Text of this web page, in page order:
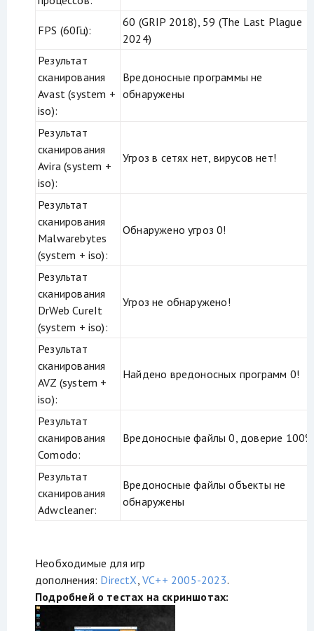
FPS (60Гц):
60 (GRIP 2018), 59 (The Last Plague
2024)
Результат
сканирования
Avast (system +
iso):
Вредоносные программы не
обнаружены
Результат
сканирования
Avira (system +
iso):
Угроз в сетях нет, вирусов нет!
Результат
сканирования
Malwarebytes
(system + iso):
Обнаружено угроз 0!
Результат
сканирования
DrWeb CureIt
(system + iso):
Угроз не обнаружено!
Результат
сканирования
AVZ (system +
iso):
Найдено вредоносных программ 0!
Результат
сканирования
Comodo:
Вредоносные файлы 0, доверие 100%
Результат
сканирования
Adwcleaner:
Вредоносные файлы объекты не
обнаружены
Необходимые для игр
дополнения: DirectX,VC++ 2005-2023.
Подробней о тестах на скриншотах: